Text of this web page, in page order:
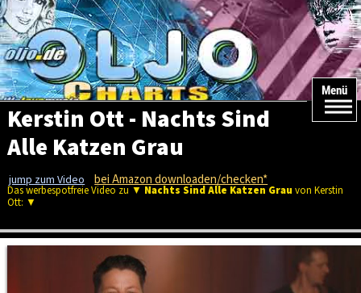
Menü
Kerstin Ott - Nachts Sind
Alle Katzen Grau
jump zum Video bei Amazon downloaden/checken*
Das werbespotfreie Video zu ▼ Nachts Sind Alle Katzen Grau von Kerstin
Ott: ▼